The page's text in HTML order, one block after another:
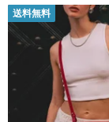
送料無料